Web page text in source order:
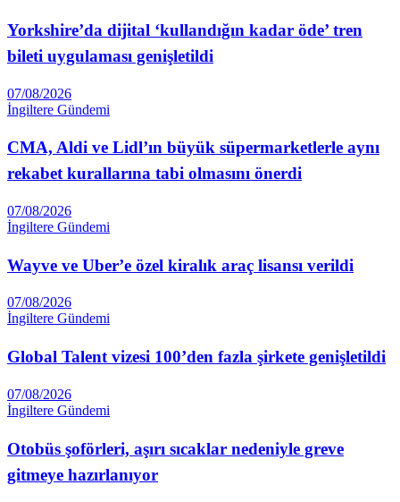
Yorkshire’da dijital ‘kullandığın kadar öde’ tren
bileti uygulaması genişletildi
07/08/2026
İngiltere Gündemi
CMA, Aldi ve Lidl’ın büyük süpermarketlerle aynı
rekabet kurallarına tabi olmasını önerdi
07/08/2026
İngiltere Gündemi
Wayve ve Uber’e özel kiralık araç lisansı verildi
07/08/2026
İngiltere Gündemi
Global Talent vizesi 100’den fazla şirkete genişletildi
07/08/2026
İngiltere Gündemi
Otobüs şoförleri, aşırı sıcaklar nedeniyle greve
gitmeye hazırlanıyor